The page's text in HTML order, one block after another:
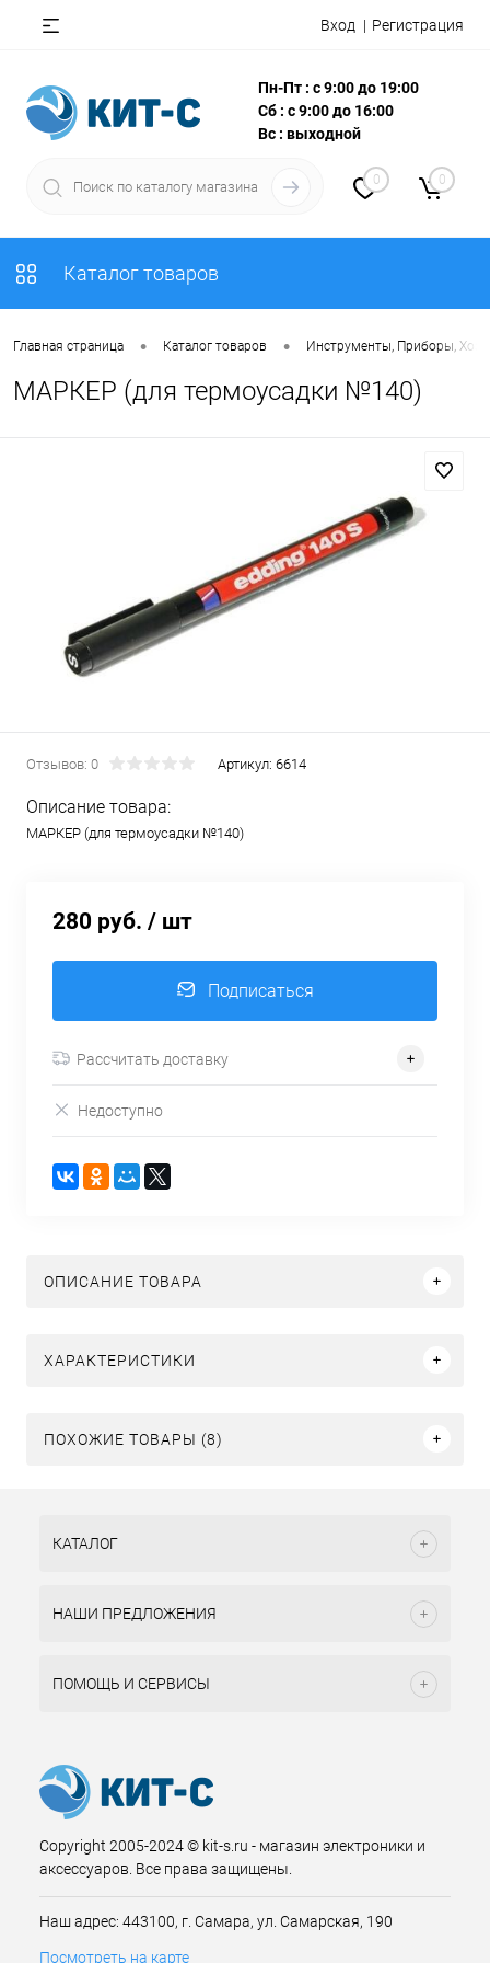
Вход Регистрация
Пн-Пт : с 9:00 до 19:00
Сб : с 9:00 до 16:00
Вс : выходной
0 0
Каталог товаров
Главная страница • Каталог товаров • Инструменты, Приборы,
МАРКЕР (для термоусадки №140)
Отзывов: 0 Артикул: 6614
Описание товара:
МАРКЕР (для термоусадки №140)
280 руб. / шт
Подписаться
Рассчитать доставку
Недоступно
ОПИСАНИЕ ТОВАРА
ХАРАКТЕРИСТИКИ
ПОХОЖИЕ ТОВАРЫ (8)
КАТАЛОГ
НАШИ ПРЕДЛОЖЕНИЯ
ПОМОЩЬ И СЕРВИСЫ
Copyright 2005-2024 © kit-s.ru - магазин электроники и
аксессуаров. Все права защищены.
Наш адрес: 443100, г. Самара, ул. Самарская, 190
Посмотреть на карте